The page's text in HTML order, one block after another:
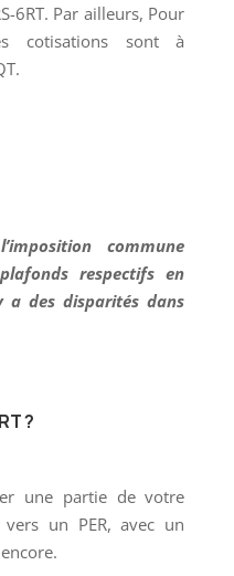
6RT. Par ailleurs, Pour
cotisations sont à
commune
respectifs en
a des disparités dans
?
une partie de votre
un PER, avec un